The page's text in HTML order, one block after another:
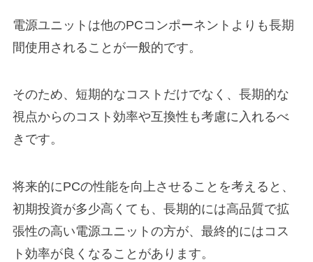
電源ユニットは他のPCコンポーネントよりも長期
間使用されることが一般的です。
そのため、短期的なコストだけでなく、長期的な
視点からのコスト効率や互換性も考慮に入れるべ
きです。
将来的にPCの性能を向上させることを考えると、
初期投資が多少高くても、長期的には高品質で拡
張性の高い電源ユニットの方が、最終的にはコス
ト効率が良くなることがあります。